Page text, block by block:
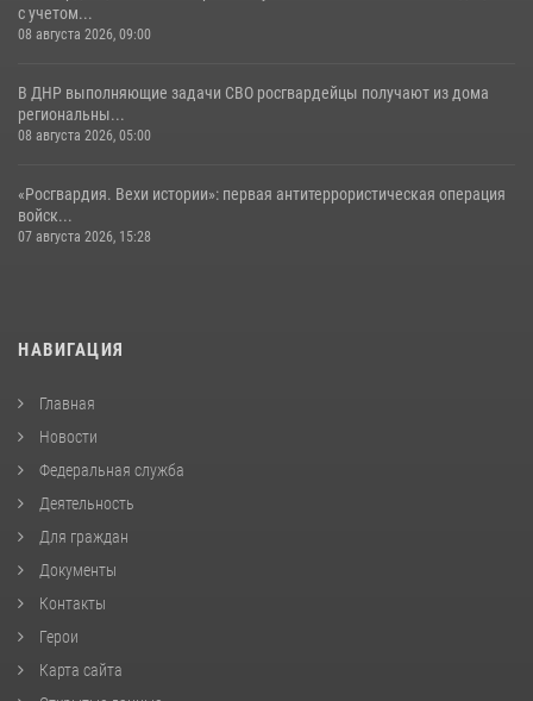
с учетом...
08 августа 2026, 09:00
В ДНР выполняющие задачи СВО росгвардейцы получают из дома
региональны...
08 августа 2026, 05:00
«Росгвардия. Вехи истории»: первая антитеррористическая операция
войск...
07 августа 2026, 15:28
НАВИГАЦИЯ
Главная
Новости
Федеральная служба
Деятельность
Для граждан
Документы
Контакты
Герои
Карта сайта